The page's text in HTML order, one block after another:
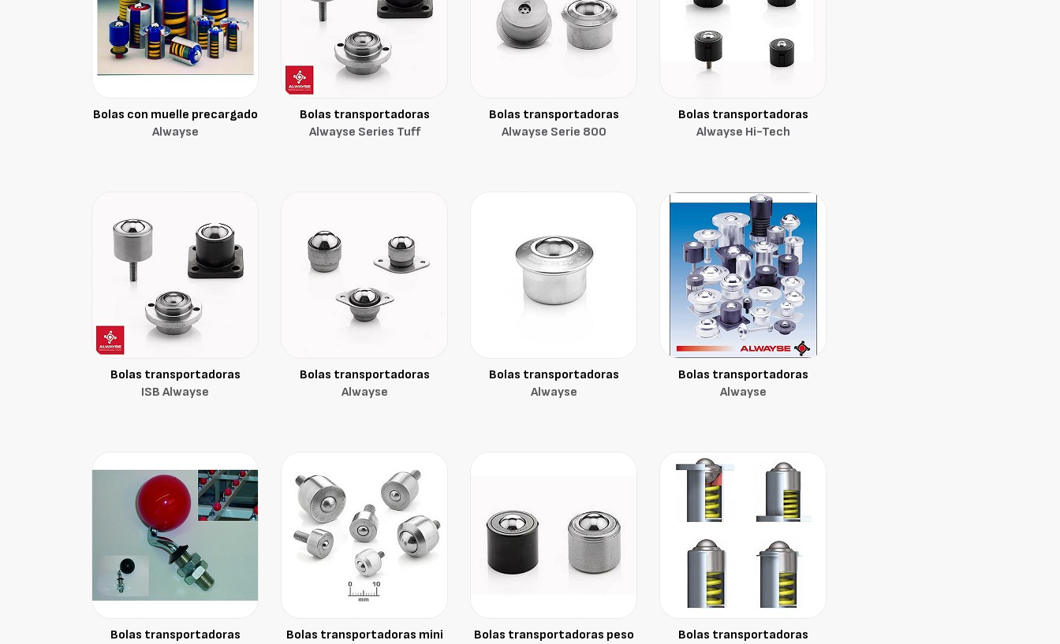
Bolas con muelle precargado
Alwayse
Bolas transportadoras
Alwayse Series Tuff
Bolas transportadoras
Alwayse Serie 800
Bolas transportadoras
Alwayse Hi-Tech
Bolas transportadoras
ISB Alwayse
Bolas transportadoras
Alwayse
Bolas transportadoras
Alwayse
Bolas transportadoras
Alwayse
Bolas transportadoras
Bolas transportadoras mini
Bolas transportadoras peso
Bolas transportadoras